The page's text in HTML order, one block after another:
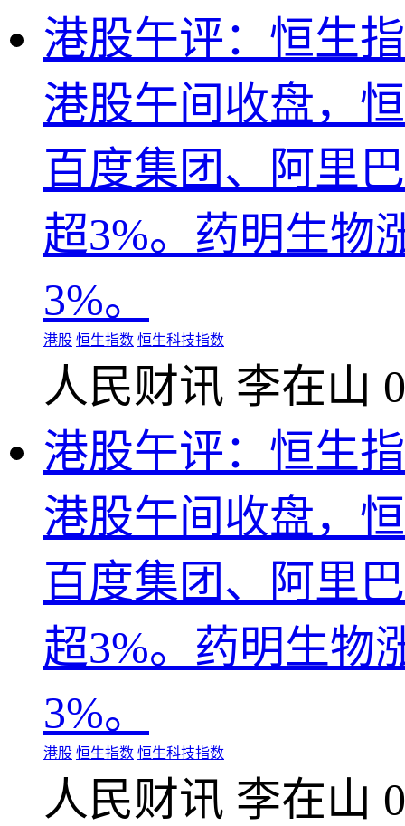
港股午评：恒生
港股午间收盘，
百度集团、阿里
超3%。药明生物
3%。
港股 恒生指数 恒生科技指数
人民财讯 李在山
港股午评：恒生
港股午间收盘，
百度集团、阿里
超3%。药明生物
3%。
港股 恒生指数 恒生科技指数
人民财讯 李在山